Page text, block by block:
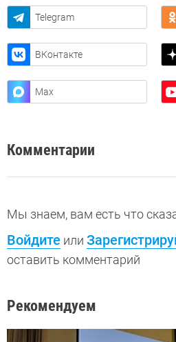
Telegram
ВКонтакте
Max
Комментарии
Мы знаем, вам есть что
Войдите или
оставить комментарий
Рекомендуем